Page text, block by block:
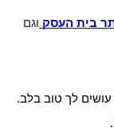
בית העסק
לך טוב בלב.